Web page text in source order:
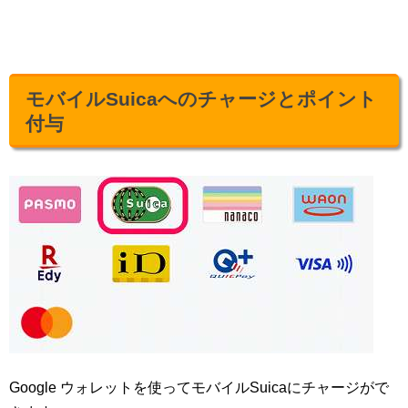
モバイルSuicaへのチャージとポイント
付与
Google ウォレットを使ってモバイルSuicaにチャージがで